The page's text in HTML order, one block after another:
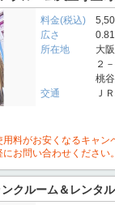
料金(税込)
広さ
所在地
大
２
桃
交通
Ｊ
料がお安くなるキャン
お問い合わせください。
クルーム＆レンタ